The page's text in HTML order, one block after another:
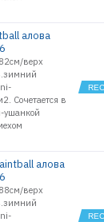
алова
верх
Сочетается в
ушанкой
алова
верх